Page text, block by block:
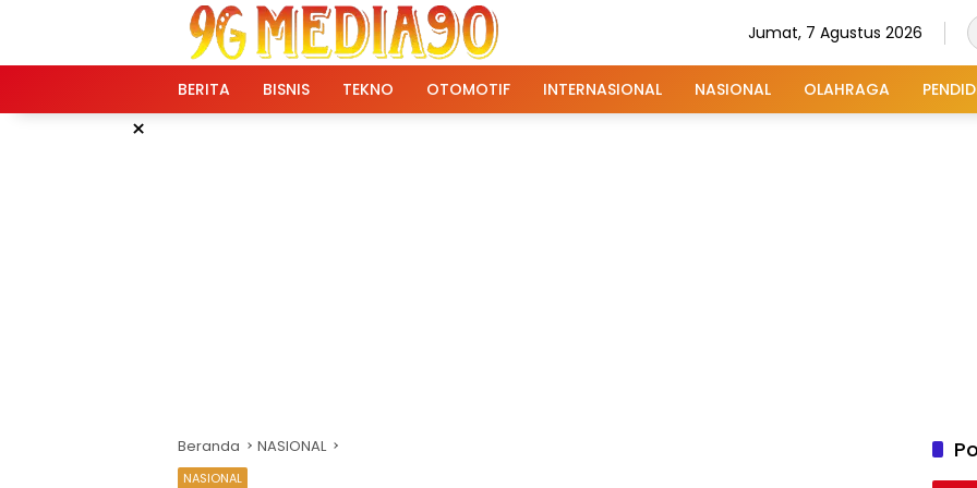
Jumat, 7 Agustus 2026
BERITA BISNIS TEKNO OTOMOTIF INTERNASIONAL NASIONAL OLAHRAGA
×
Beranda NASIONAL
NASIONAL